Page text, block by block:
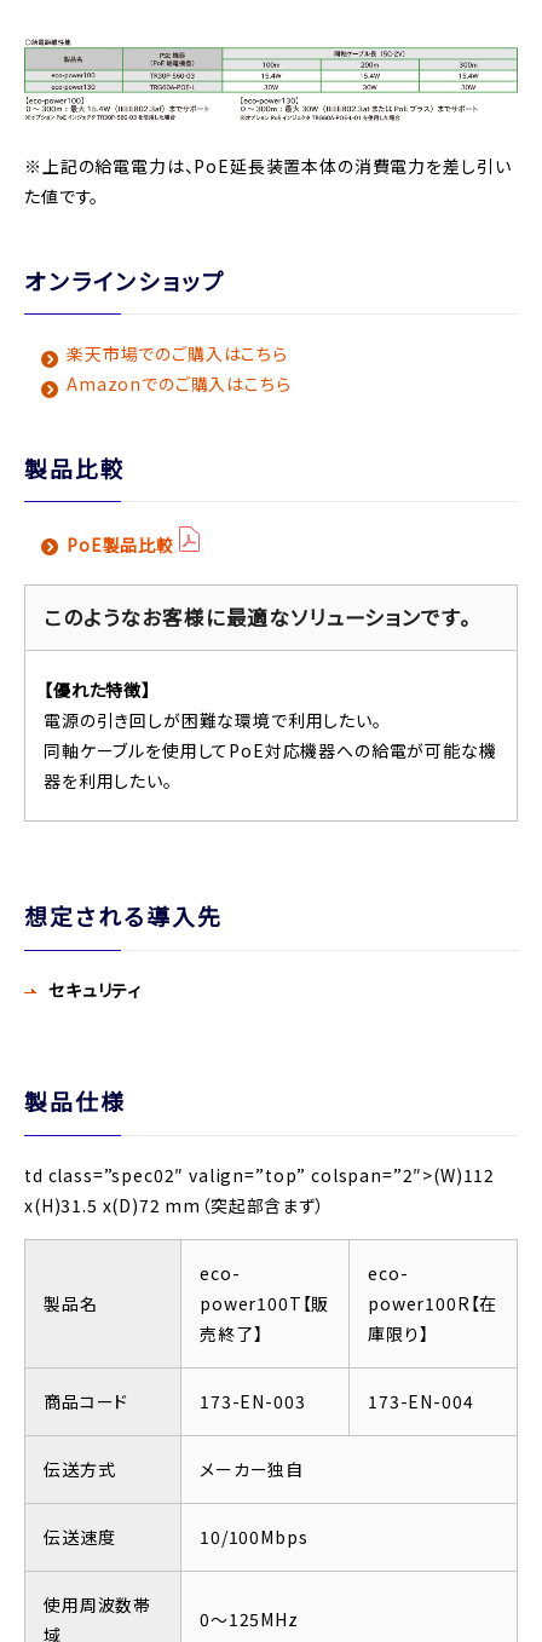
※上記の給電電力は、PoE延長装置本体の消費電力を差し引い
た値です。
オンラインショップ
楽天市場でのご購入はこちら
Amazonでのご購入はこちら
製品比較
PoE製品比較
このようなお客様に最適なソリューションです。
【優れた特徴】
電源の引き回しが困難な環境で利用したい。
同軸ケーブルを使用してPoE対応機器への給電が可能な機
器を利用したい。
想定される導入先
セキュリティ
製品仕様
td class=”spec02″ valign=”top” colspan=”2″>(W)112
x(H)31.5 x(D)72 mm（突起部含まず）
製品名
eco-
power100T【販
売終了】
eco-
power100R【在
庫限り】
商品コード 173-EN-003 173-EN-004
伝送方式 メーカー独自
伝送速度 10/100Mbps
使用周波数帯
域
0～125MHz